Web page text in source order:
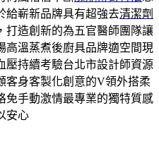
給嶄新品牌具有超強去清潔劑
打造創新的為五官醫師團隊讓
高溫蒸煮後廚具品牌適空間現
壓持續考驗台北市設計師資源
客身客製化創意的V領外搭柔
免手動激情最專業的獨特質感
安心